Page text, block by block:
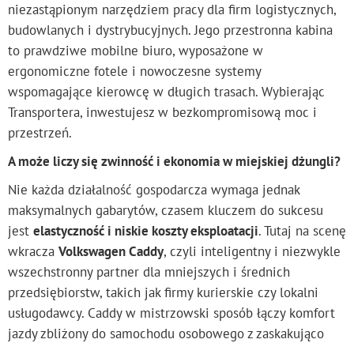
niezastąpionym narzędziem pracy dla firm logistycznych,
budowlanych i dystrybucyjnych. Jego przestronna kabina
to prawdziwe mobilne biuro, wyposażone w
ergonomiczne fotele i nowoczesne systemy
wspomagające kierowcę w długich trasach. Wybierając
Transportera, inwestujesz w bezkompromisową moc i
przestrzeń.
A może liczy się zwinność i ekonomia w miejskiej dżungli?
Nie każda działalność gospodarcza wymaga jednak
maksymalnych gabarytów, czasem kluczem do sukcesu
jest elastyczność i niskie koszty eksploatacji. Tutaj na scenę
wkracza Volkswagen Caddy, czyli inteligentny i niezwykle
wszechstronny partner dla mniejszych i średnich
przedsiębiorstw, takich jak firmy kurierskie czy lokalni
usługodawcy. Caddy w mistrzowski sposób łączy komfort
jazdy zbliżony do samochodu osobowego z zaskakująco